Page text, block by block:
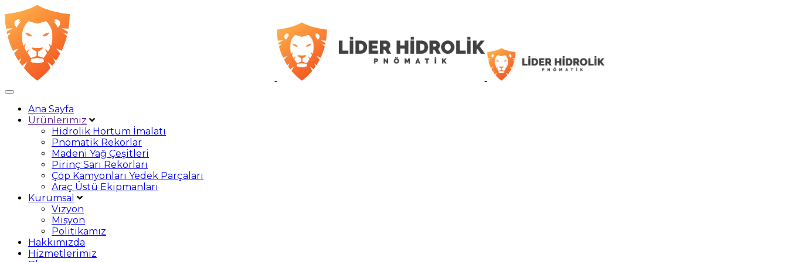
Ana Sayfa
Ürünlerimiz
Hidrolik Hortum İmalatı
Pnömatik Rekorlar
Madeni Yağ Çeşitleri
Pirinç Sarı Rekorları
Çöp Kamyonları Yedek Parçaları
Araç Üstü Ekipmanları
Kurumsal
Vizyon
Misyon
Politikamız
Hakkımızda
Hizmetlerimiz